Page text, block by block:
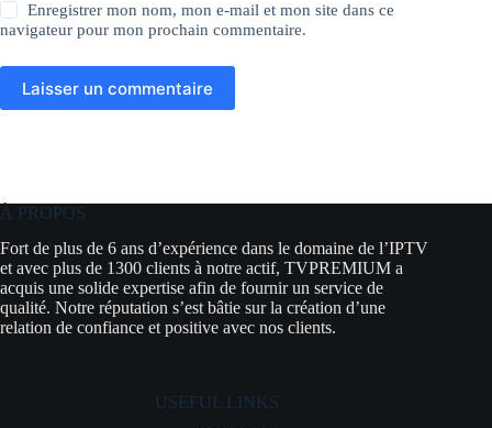
Enregistrer mon nom, mon e-mail et mon site dans ce
navigateur pour mon prochain commentaire.
Laisser un commentaire
À PROPOS
Fort de plus de 6 ans d’expérience dans le domaine de l’IPTV
et avec plus de 1300 clients à notre actif, TVPREMIUM a
acquis une solide expertise afin de fournir un service de
qualité. Notre réputation s’est bâtie sur la création d’une
relation de confiance et positive avec nos clients.
USEFUL LINKS